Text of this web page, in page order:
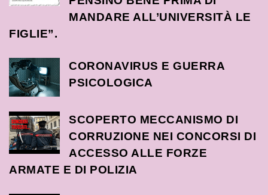
MANDARE ALL’UNIVERSITÀ LE
FIGLIE”.
CORONAVIRUS E GUERRA
PSICOLOGICA
SCOPERTO MECCANISMO DI
CORRUZIONE NEI CONCORSI DI
ACCESSO ALLE FORZE
ARMATE E DI POLIZIA